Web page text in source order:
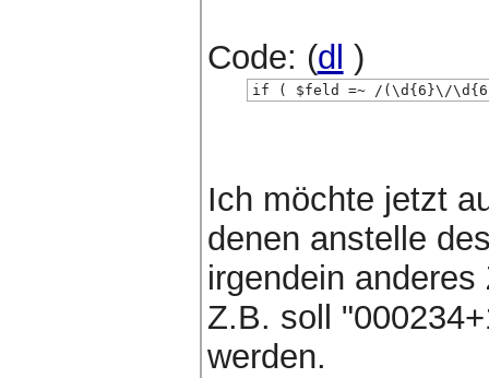
Code: (dl )
if ( $feld =~ /(\d{6}\/
Ich möchte jetzt
denen anstelle
irgendein
Z.B. soll
werden.